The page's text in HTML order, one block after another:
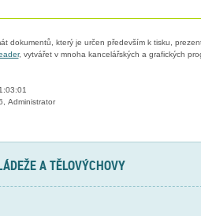
dokumentů, který je určen především k tisku,
, vytvářet v mnoha kancelářských a grafických
Administrator
A TĚLOVÝCHOVY